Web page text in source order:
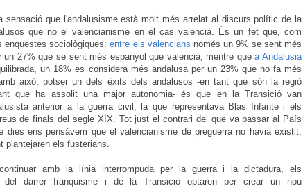
sensació que l'andalusisme està molt més arrelat al discurs polític de la
que no el valencianisme en el cas valencià. És un fet que, com
enquestes sociològiques:entre els valencians només un 9% se sent més
un 27% que se sent més espanyol que valencià, mentre quea Andalusia
un 18% es considera més andalusa per un 23% que ho fa més
això, potser un dels èxits dels andalusos -en tant que són la regió
que ha assolit una major autonomia- és que en la Transició van
anterior a la guerra civil, la que representava Blas Infante i els
de finals del segle XIX. Tot just el contrari del que va passar al País
dies ens pensàvem que el valencianisme de preguerra no havia existit,
plantejaren els fusterians.
amb la línia interrompuda per la guerra i la dictadura, els
del darrer franquisme i de la Transició optaren per crear un nou